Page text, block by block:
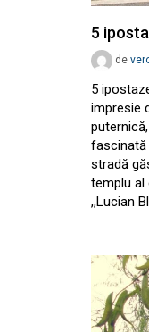
5
de
5
impresie
fascinată
stradă
templu al
,,Lucian